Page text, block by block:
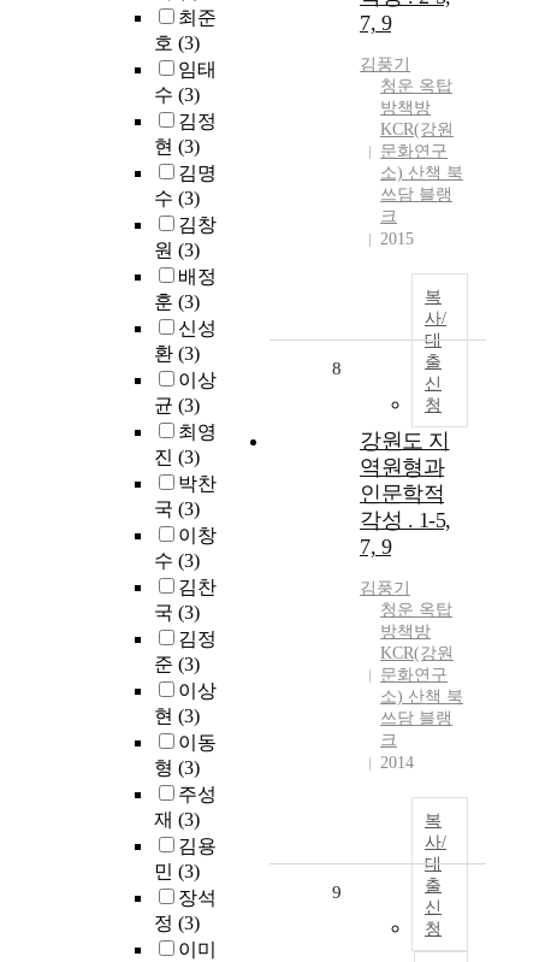
최준
호 (3)
임태
수 (3)
김정
현 (3)
김명
수 (3)
김창
원 (3)
배정
훈 (3)
신성
환 (3)
이상
균 (3)
최영
진 (3)
박찬
국 (3)
이창
수 (3)
김찬
국 (3)
김정
준 (3)
이상
현 (3)
이동
형 (3)
주성
재 (3)
김용
민 (3)
장석
정 (3)
이미
7, 9
김풍기
청운 옥탑
방책방
KCR(강원
문화연구
소) 산책 북
쓰담 블랭
크
2015
복
사/
대
출
신
청
8
강원도 지
역원형과
인문학적
각성 . 1-5,
7, 9
김풍기
청운 옥탑
방책방
KCR(강원
문화연구
소) 산책 북
쓰담 블랭
크
2014
복
사/
대
출
신
청
9